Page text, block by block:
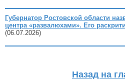
Губернатор Ростовской области
центра «развалюхами». Его
(06.07.2026)
Назад на